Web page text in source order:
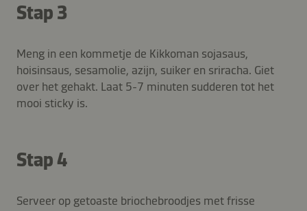
Stap 3
Meng in een kommetje de Kikkoman sojasaus,
hoisinsaus, sesamolie, azijn, suiker en sriracha. Giet
over het gehakt. Laat 5-7 minuten sudderen tot het
mooi sticky is.
Stap 4
Serveer op getoaste briochebroodjes met frisse